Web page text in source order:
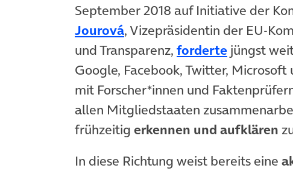
September 2018 auf Initiative der
Jourová(öffnet in neuem Tab)
, Vizepräsidentin der EU-
und Transparenz, forderte(öffnet in
jüngst
Google, Facebook, Twitter,
mit Forscher*innen und
allen Mitgliedstaaten
frühzeitig erkennen und aufklären
In diese Richtung weist bereits eine